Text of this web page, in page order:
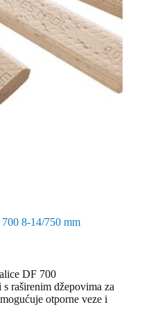
8-14/750 mm
DF 700
raširenim džepovima za
otporne veze i